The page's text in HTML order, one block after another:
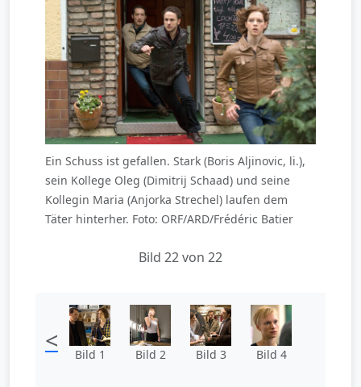
Ein Schuss ist gefallen. Stark (Boris Aljinovic, li.),
sein Kollege Oleg (Dimitrij Schaad) und seine
Kollegin Maria (Anjorka Strechel) laufen dem
Täter hinterher. Foto: ORF/ARD/Frédéric Batier
Bild 22 von 22
< Bild 1 Bild 2 Bild 3 Bild 4